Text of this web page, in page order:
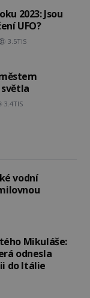
2023: Jsou
UFO?
3.5TIS
3.4TIS
vodní
Mikuláše:
odnesla
do Itálie